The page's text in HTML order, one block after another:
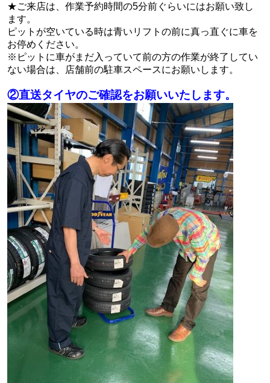
★ご来店は、作業予約時間の5分前ぐらいにはお願い致し
ます。
ピットが空いている時は青いリフトの前に真っ直ぐに車を
お停めください。
※ピットに車がまだ入っていて前の方の作業が終了してい
ない場合は、店舗前の駐車スペースにお願いします。
②直送タイヤのご確認をお願いいたします。